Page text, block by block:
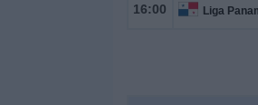
16:00 Liga